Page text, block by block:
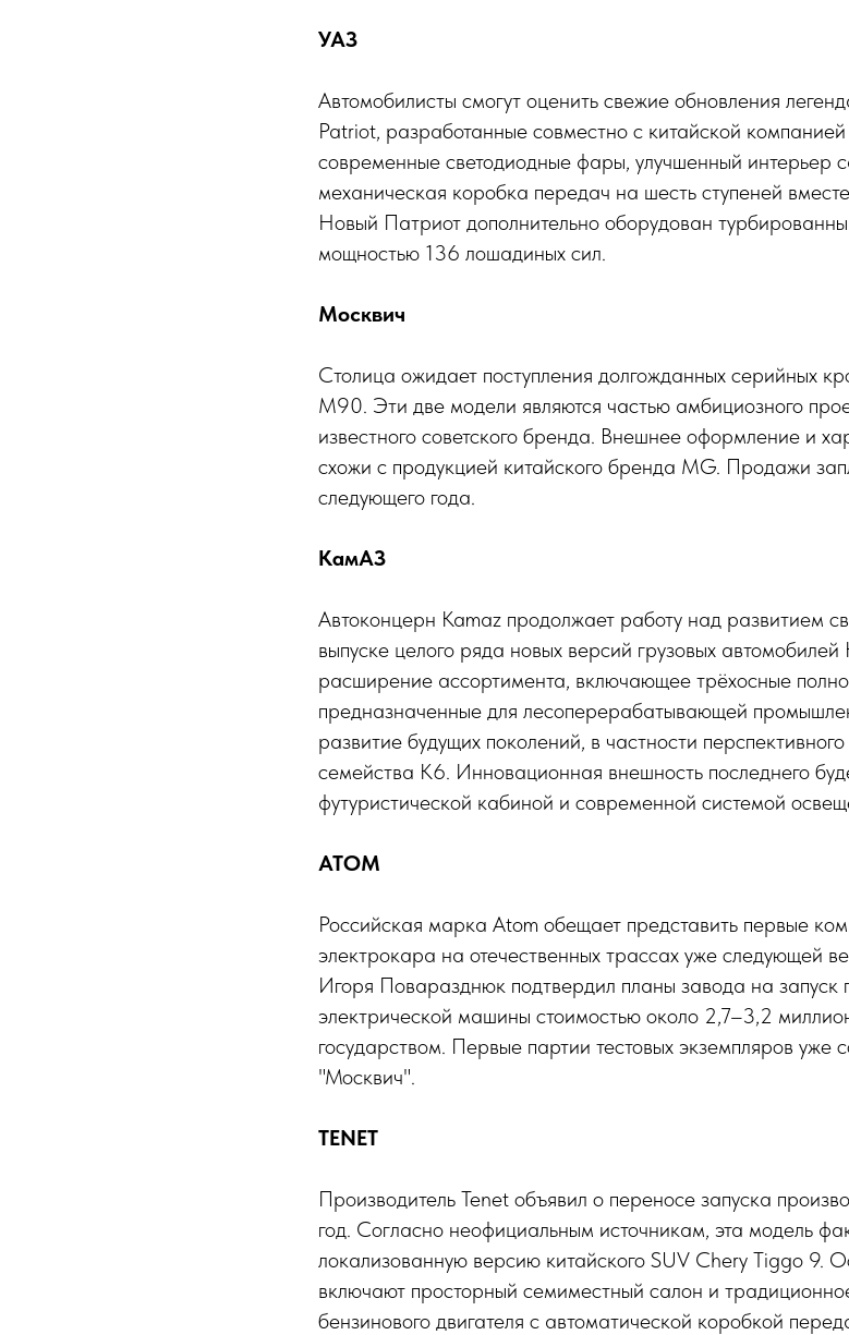
УАЗ
Автомобилисты смогут оценить свежие обновления
Patriot, разработанные совместно с китайской
современные светодиодные фары, улучшенный интерьер
механическая коробка передач на шесть ступеней
Новый Патриот дополнительно оборудован
мощностью 136 лошадиных сил.
Москвич
Столица ожидает поступления долгожданных серийных
M90. Эти две модели являются частью амбициозного
известного советского бренда. Внешнее оформление и
схожи с продукцией китайского бренда MG. Продажи
следующего года.
КамАЗ
Автоконцерн Kamaz продолжает работу над развитием
выпуске целого ряда новых версий грузовых
расширение ассортимента, включающее трёхосные
предназначенные для лесоперерабатывающей
развитие будущих поколений, в частности
семейства K6. Инновационная внешность последнего
футуристической кабиной и современной системой
АТОМ
Российская марка Atom обещает представить первые
электрокара на отечественных трассах уже следующей
Игоря Поваразднюк подтвердил планы завода на запуск
электрической машины стоимостью около 2,7–3,2
государством. Первые партии тестовых экземпляров
"Москвич".
TENET
Производитель Tenet объявил о переносе запуска
год. Согласно неофициальным источникам, эта модель
локализованную версию китайского SUV Chery Tiggo 9.
включают просторный семиместный салон и
бензинового двигателя с автоматической коробкой